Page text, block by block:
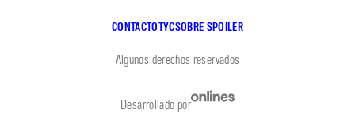
CONTACTOTYCSOBRE SPOILER
Algunos derechos reservados
Desarrollado por